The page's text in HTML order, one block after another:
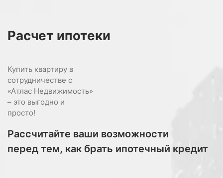
Расчет ипотеки
Купить квартиру в
сотрудничестве с
«Атлас Недвижимость»
– это выгодно и
просто!
Рассчитайте ваши возможности
перед тем, как брать ипотечный кредит